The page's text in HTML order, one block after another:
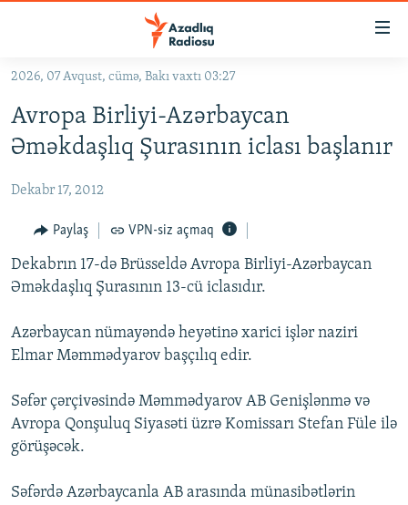
Əsas
qayıt
Əsas
qayıt
#İZAHLA
KORRUPSIOMETR
#ƏSLINDƏ
FƏRQƏ BAX
QANUNI DOĞRU
ARAŞDIRMA
MULTIMEDIA
VIDEO
FOTOQALEREYA
İNFOQRAFIKA
KARIKATURA
RADIO ARXIV
OXU ZALI
AZƏRBAYCAN ƏDƏBIYYATI KITABXANASI
İSLAM VƏ DEMOKRATIYA
İZ - MƏDƏNIYYƏT PROQRAMI
HAQQIMIZDA
MISSIYAMIZ
PEŞƏ ETIKASI VƏ JURNALISTIKA STANDARTLARIMIZ
MATERIALLARIMIZDAN ISTIFADƏ
BIZI IZLƏ
2026, 07 Avqust, cümə, Bakı vaxtı 03:27
Avropa Birliyi-Azərbaycan
Əməkdaşlıq Şurasının iclası başlanır
Dekabr 17, 2012
Paylaş VPN-siz açmaq
Dekabrın 17-də Brüsseldə Avropa Birliyi-Azərbaycan
Əməkdaşlıq Şurasının 13-cü iclasıdır.
Azərbaycan nümayəndə heyətinə xarici işlər naziri
Elmar Məmmədyarov başçılıq edir.
Səfər çərçivəsində Məmmədyarov AB Genişlənmə və
Avropa Qonşuluq Siyasəti üzrə Komissarı Stefan Füle ilə
görüşəcək.
Səfərdə Azərbaycanla AB arasında münasibətlərin